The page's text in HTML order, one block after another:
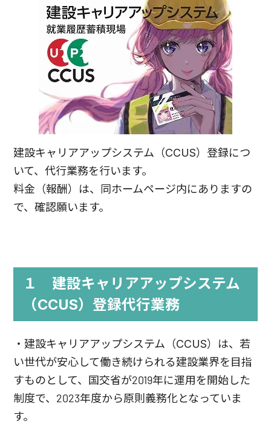
建設キャリアアップシステム（CCUS）登録につ
いて、代行業務を行います。
料金（報酬）は、同ホームページ内にありますの
で、確認願います。
１ 建設キャリアアップシステム
（CCUS）登録代行業務
・建設キャリアアップシステム（CCUS）は、若
い世代が安心して働き続けられる建設業界を目指
すものとして、国交省が2019年に運用を開始した
制度で、2023年度から原則義務化となっていま
す。